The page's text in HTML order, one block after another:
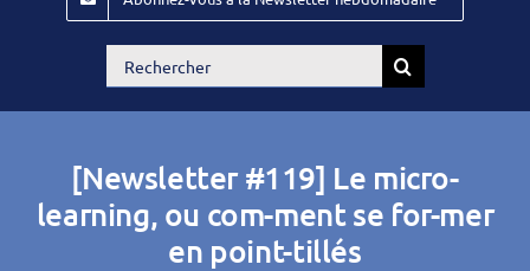
Évènements ILDI
Offres d’emploi
Publiez
Rechercher:
[Newsletter #119] Le micro-
learning, ou com-ment se for-mer
en point-tillés